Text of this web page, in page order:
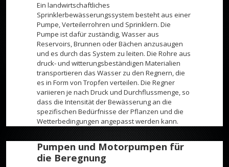
Ein landwirtschaftliches
Sprinklerbewässerungssystem besteht aus einer
Pumpe, Verteilerrohren und Sprinklern. Die
Pumpe ist dafür zuständig, Wasser aus
Reservoirs, Brunnen oder Bächen anzusaugen
und es durch das System zu leiten. Die Rohre aus
druck- und witterungsbeständigen Materialien
transportieren das Wasser zu den Regnern, die
es in Form von Tropfen verteilen. Die Regner
variieren je nach Druck und Durchflussmenge, so
dass die Intensität der Bewässerung an die
spezifischen Bedürfnisse der Pflanzen und die
Wetterbedingungen angepasst werden kann.
Pumpen und Motorpumpen für
die Beregnung